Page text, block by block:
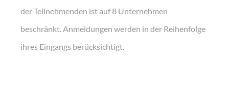
der Teilnehmenden ist auf 8 Unternehmen
beschränkt. Anmeldungen werden in der Reihenfolge
ihres Eingangs berücksichtigt.